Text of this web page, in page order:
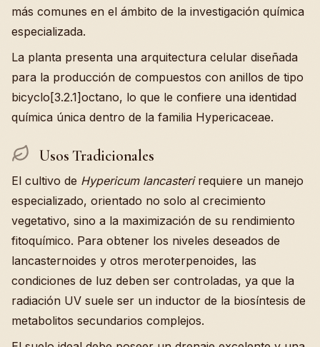
más comunes en el ámbito de la investigación química
especializada.
La planta presenta una arquitectura celular diseñada
para la producción de compuestos con anillos de tipo
bicyclo[3.2.1]octano, lo que le confiere una identidad
química única dentro de la familia Hypericaceae.
Usos Tradicionales
El cultivo de Hypericum lancasterirequiere un manejo
especializado, orientado no solo al crecimiento
vegetativo, sino a la maximización de su rendimiento
fitoquímico. Para obtener los niveles deseados de
lancasternoides y otros meroterpenoides, las
condiciones de luz deben ser controladas, ya que la
radiación UV suele ser un inductor de la biosíntesis de
metabolitos secundarios complejos.